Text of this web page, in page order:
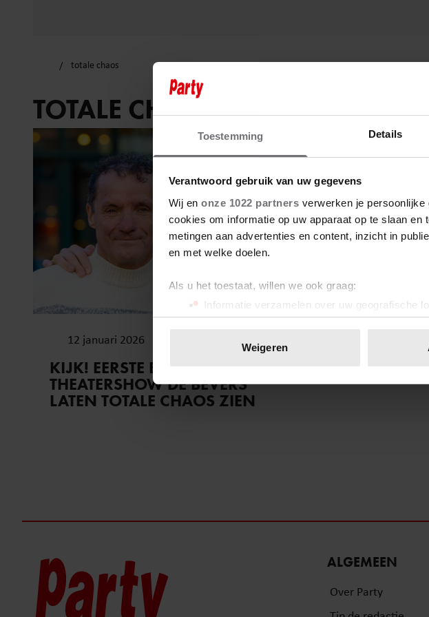
Toestemming Details
Verantwoord gebruik van uw gegevens
Wij en onze 1022 partners verwerken je
cookies om informatie op uw apparaat op te slaan
metingen aan advertenties en content, inzicht in
en met welke doelen.
Als u het toestaat, willen we ook graag:
Informatie verzamelen over uw geografische
Uw apparaat identificeren door het actief te
toestemming op elk moment wijzigen of intrekken in
We gebruiken cookies om content en advertenties te
websiteverkeer te analyseren. Ook delen we
Weigeren
totale chaos
TOTALE CHAOS
12 januari 2026
KIJK! EERSTE BEELDEN VAN
THEATERSHOW DE BEVERS
LATEN TOTALE CHAOS ZIEN
ALGEMEEN
Over Party